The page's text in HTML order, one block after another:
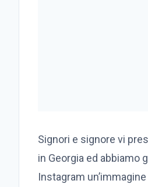
Signori e signore vi
in Georgia ed abbiamo
Instagram